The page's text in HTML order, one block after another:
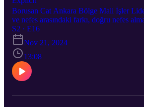
Borusan Cat Ankara Bölge Mali İşler
ve nefes arasındaki farkı, doğru nefes
disfonksiyonel nefesin hayatımıza olan
Podcast’te bizimle paylaşıyor!
S2 · E16
Nov 21, 2024
13:08